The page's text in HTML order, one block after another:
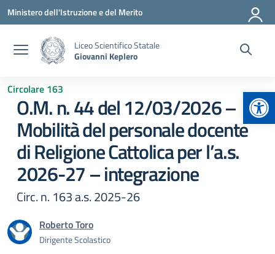
Vai ai contenuti
Vai al menu di navigazione
Vai al footer
Ministero dell'Istruzione e del Merito
Liceo Scientifico Statale
Giovanni Keplero
Circolare 163
O.M. n. 44 del 12/03/2026 –
Mobilità del personale docente
di Religione Cattolica per l’a.s.
2026-27 – integrazione
Circ. n. 163 a.s. 2025-26
Roberto Toro
Dirigente Scolastico